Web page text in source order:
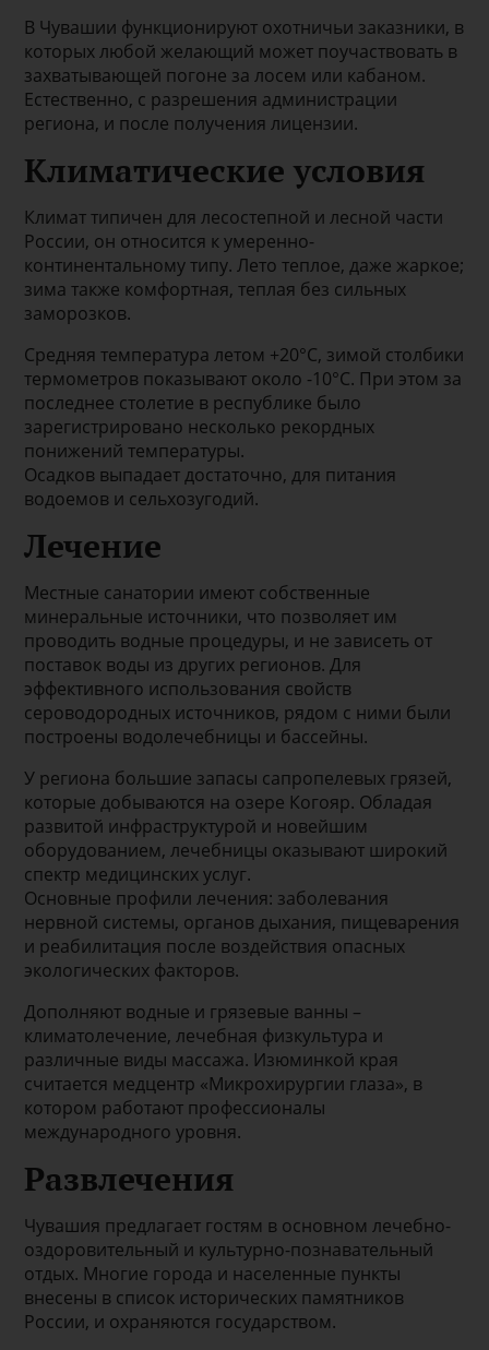
В Чувашии функционируют охотничьи заказники, в
которых любой желающий может поучаствовать в
захватывающей погоне за лосем или кабаном.
Естественно, с разрешения администрации
региона, и после получения лицензии.
Климатические условия
Климат типичен для лесостепной и лесной части
России, он относится к умеренно-
континентальному типу. Лето теплое, даже жаркое;
зима также комфортная, теплая без сильных
заморозков.
Средняя температура летом +20°C, зимой столбики
термометров показывают около -10°C. При этом за
последнее столетие в республике было
зарегистрировано несколько рекордных
понижений температуры.
Осадков выпадает достаточно, для питания
водоемов и сельхозугодий.
Лечение
Местные санатории имеют собственные
минеральные источники, что позволяет им
проводить водные процедуры, и не зависеть от
поставок воды из других регионов. Для
эффективного использования свойств
сероводородных источников, рядом с ними были
построены водолечебницы и бассейны.
У региона большие запасы сапропелевых грязей,
которые добываются на озере Когояр. Обладая
развитой инфраструктурой и новейшим
оборудованием, лечебницы оказывают широкий
спектр медицинских услуг.
Основные профили лечения: заболевания
нервной системы, органов дыхания, пищеварения
и реабилитация после воздействия опасных
экологических факторов.
Дополняют водные и грязевые ванны –
климатолечение, лечебная физкультура и
различные виды массажа. Изюминкой края
считается медцентр «Микрохирургии глаза», в
котором работают профессионалы
международного уровня.
Развлечения
Чувашия предлагает гостям в основном лечебно-
оздоровительный и культурно-познавательный
отдых. Многие города и населенные пункты
внесены в список исторических памятников
России, и охраняются государством.